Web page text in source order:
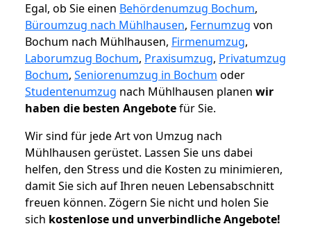
Egal, ob Sie einen Behördenumzug Bochum,
Büroumzug nach Mühlhausen, Fernumzug von
Bochum nach Mühlhausen, Firmenumzug,
Laborumzug Bochum, Praxisumzug, Privatumzug
Bochum, Seniorenumzug in Bochum oder
Studentenumzug nach Mühlhausen planen wir
haben die besten Angebotefür Sie.
Wir sind für jede Art von Umzug nach
Mühlhausen gerüstet. Lassen Sie uns dabei
helfen, den Stress und die Kosten zu minimieren,
damit Sie sich auf Ihren neuen Lebensabschnitt
freuen können. Zögern Sie nicht und holen Sie
sich kostenlose und unverbindliche Angebote!